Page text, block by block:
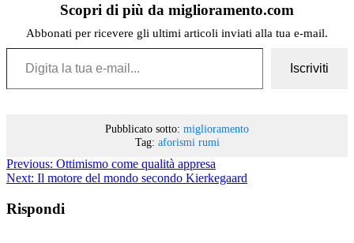
Scopri di più da miglioramento.com
Abbonati per ricevere gli ultimi articoli inviati alla tua e-mail.
Digita la tua e-mail...
Iscriviti
Pubblicato sotto: miglioramento
Tag: aforismi rumi
Previous: Ottimismo come qualità appresa
Next: Il motore del mondo secondo Kierkegaard
Rispondi